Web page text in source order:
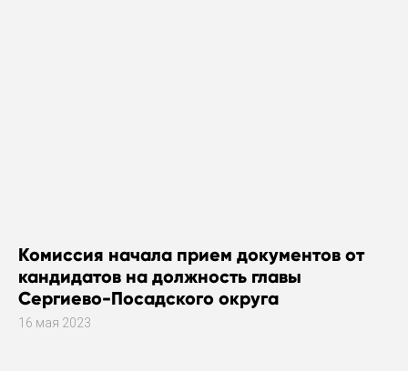
Комиссия начала прием документов от
кандидатов на должность главы
Сергиево-Посадского округа
16 мая 2023